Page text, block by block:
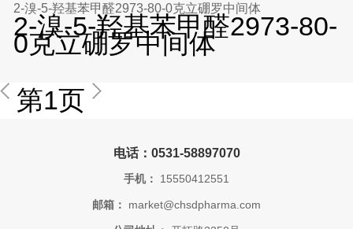
2-溴-5-羟基苯甲醛2973-80-0克立硼罗中间体
2-溴-5-羟基苯甲醛2973-80-
0克立硼罗中间体
第1页
电话：0531-58897070
手机： 15550412551
邮箱： market@chsdpharma.com